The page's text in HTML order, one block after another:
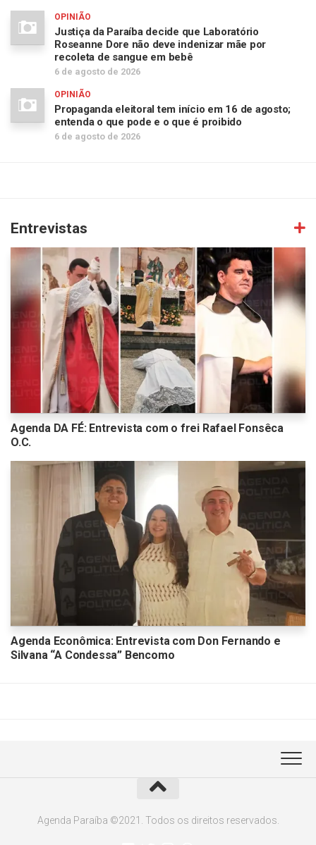
OPINIÃO
Justiça da Paraíba decide que Laboratório
Roseanne Dore não deve indenizar mãe por
recoleta de sangue em bebê
6 de agosto de 2026
OPINIÃO
Propaganda eleitoral tem início em 16 de agosto;
entenda o que pode e o que é proibido
6 de agosto de 2026
Entrevistas
Agenda DA FÉ: Entrevista com o frei Rafael Fonsêca
O.C.
Agenda Econômica: Entrevista com Don Fernando e
Silvana “A Condessa” Bencomo
Agenda Paraíba ©2021. Todos os direitos reservados.